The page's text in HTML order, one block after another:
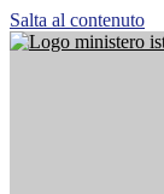
Salta al contenuto